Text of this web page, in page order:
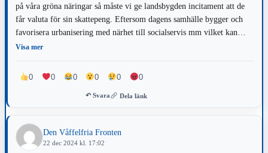
på våra gröna näringar så måste vi ge landsbygden incitament att de
får valuta för sin skattepeng. Eftersom dagens samhälle bygger och
favorisera urbanisering med närhet till socialservis mm vilket kan
upplevas som mer tillrättalagt för just dessa invånare men skapar
det också en grön våg att befolka landsbygden och då är
Visa mer
0 0 0 0 0 0
↶ Svara Dela länk
Den Våffelfria Fronten
22 dec 2024 kl. 17:02